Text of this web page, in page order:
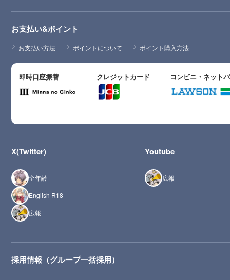
お支払い&ポイント
お支払い方法 ポイントについて ポイント購入方法
即時口座振替 クレジットカード コンビニ・ネット
X(Twitter)
全年齢
English R18
広報
Youtube
広報
採用情報（グループ一括採用）